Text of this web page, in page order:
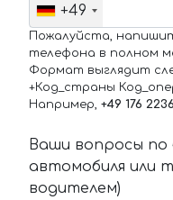
+49
Пожалуйста,
телефона в полном
Формат выглядит
+Код_страны
Например, +49 176
Ваши вопросы
автомобиля или
водителем)